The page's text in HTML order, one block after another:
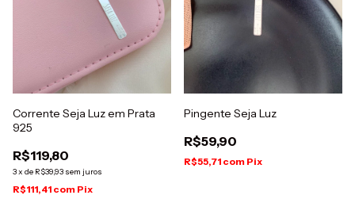
Corrente Seja Luz em Prata
925
R$119,80
3x de R$39,93 sem juros
R$111,41 com Pix
Pingente Seja Luz
R$59,90
R$55,71 com Pix